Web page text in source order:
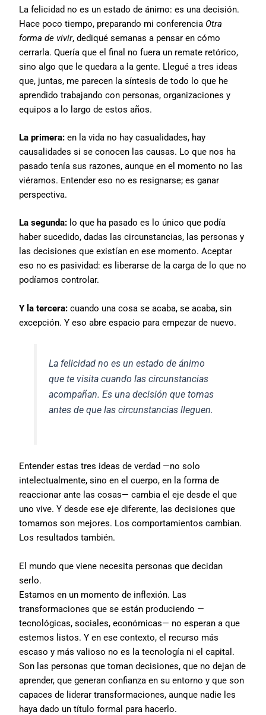
La felicidad no es un estado de ánimo: es una decisión.
Hace poco tiempo, preparando mi conferencia Otra
forma de vivir, dediqué semanas a pensar en cómo
cerrarla. Quería que el final no fuera un remate retórico,
sino algo que le quedara a la gente. Llegué a tres ideas
que, juntas, me parecen la síntesis de todo lo que he
aprendido trabajando con personas, organizaciones y
equipos a lo largo de estos años.
La primera: en la vida no hay casualidades, hay
causalidades si se conocen las causas. Lo que nos ha
pasado tenía sus razones, aunque en el momento no las
viéramos. Entender eso no es resignarse; es ganar
perspectiva.
La segunda: lo que ha pasado es lo único que podía
haber sucedido, dadas las circunstancias, las personas y
las decisiones que existían en ese momento. Aceptar
eso no es pasividad: es liberarse de la carga de lo que no
podíamos controlar.
Y la tercera: cuando una cosa se acaba, se acaba, sin
excepción. Y eso abre espacio para empezar de nuevo.
La felicidad no es un estado de ánimo
que te visita cuando las circunstancias
acompañan. Es una decisión que tomas
antes de que las circunstancias lleguen.
Entender estas tres ideas de verdad —no solo
intelectualmente, sino en el cuerpo, en la forma de
reaccionar ante las cosas— cambia el eje desde el que
uno vive. Y desde ese eje diferente, las decisiones que
tomamos son mejores. Los comportamientos cambian.
Los resultados también.
El mundo que viene necesita personas que decidan
serlo.
Estamos en un momento de inflexión. Las
transformaciones que se están produciendo —
tecnológicas, sociales, económicas— no esperan a que
estemos listos. Y en ese contexto, el recurso más
escaso y más valioso no es la tecnología ni el capital.
Son las personas que toman decisiones, que no dejan de
aprender, que generan confianza en su entorno y que son
capaces de liderar transformaciones, aunque nadie les
haya dado un título formal para hacerlo.